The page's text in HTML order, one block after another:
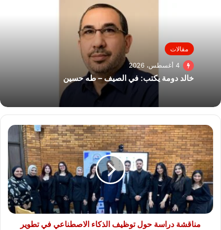
مقالات
4 أغسطس، 2026
خالد دومة يكتب: في الصيف – طه حسين
مناقشة
دراسة
حول
توظيف
الذكاء
الاصطناعي
في
تطوير
التعليم
الإلكتروني
مناقشة دراسة حول توظيف الذكاء الاصطناعي في تطوير